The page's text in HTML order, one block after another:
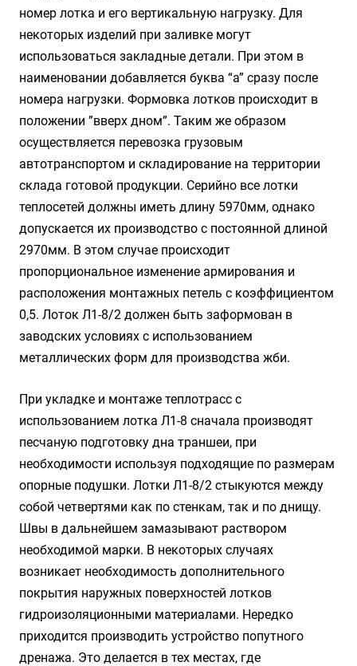
номер лотка и его вертикальную нагрузку. Для
некоторых изделий при заливке могут
использоваться закладные детали. При этом в
наименовании добавляется буква “а” сразу после
номера нагрузки. Формовка лотков происходит в
положении ”вверх дном”. Таким же образом
осуществляется перевозка грузовым
автотранспортом и складирование на территории
склада готовой продукции. Серийно все лотки
теплосетей должны иметь длину 5970мм, однако
допускается их производство с постоянной длиной
2970мм. В этом случае происходит
пропорциональное изменение армирования и
расположения монтажных петель с коэффициентом
0,5. Лоток Л1-8/2 должен быть заформован в
заводских условиях с использованием
металлических форм для производства жби.
При укладке и монтаже теплотрасс с
использованием лотка Л1-8 сначала производят
песчаную подготовку дна траншеи, при
необходимости используя подходящие по размерам
опорные подушки. Лотки Л1-8/2 стыкуются между
собой четвертями как по стенкам, так и по днищу.
Швы в дальнейшем замазывают раствором
необходимой марки. В некоторых случаях
возникает необходимость дополнительного
покрытия наружных поверхностей лотков
гидроизоляционными материалами. Нередко
приходится производить устройство попутного
дренажа. Это делается в тех местах, где